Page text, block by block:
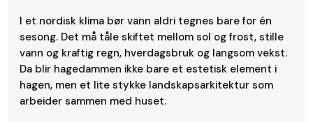
I et nordisk klima bør vann aldri tegnes bare for én
sesong. Det må tåle skiftet mellom sol og frost, stille
vann og kraftig regn, hverdagsbruk og langsom vekst.
Da blir hagedammen ikke bare et estetisk element i
hagen, men et lite stykke landskapsarkitektur som
arbeider sammen med huset.